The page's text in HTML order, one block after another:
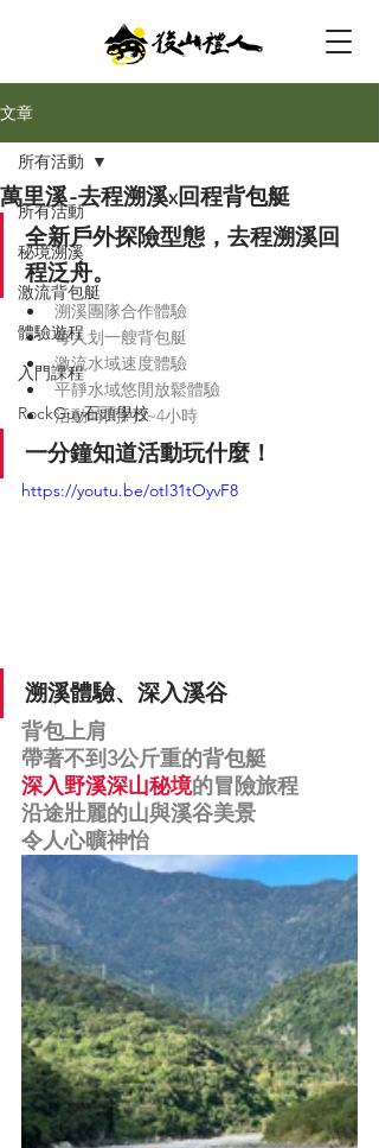
文章
所有活動
秘境溯溪
激流背包艇
體驗遊程
入門課程
RockGuy石頭學校
所有活動
萬里溪-去程溯溪x回程背包艇
全新戶外探險型態，去程溯溪回
程泛舟。
溯溪團隊合作體驗
每人划一艘背包艇
激流水域速度體驗
平靜水域悠閒放鬆體驗
活動時間約3~4小時
一分鐘知道活動玩什麼！
https://youtu.be/otI31tOyvF8
溯溪體驗、深入溪谷
背包上肩
帶著不到3公斤重的背包艇
深入野溪深山秘境的冒險旅程
沿途壯麗的山與溪谷美景
令人心曠神怡